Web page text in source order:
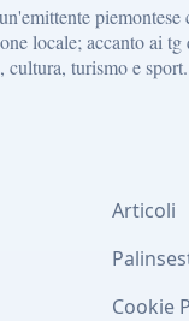
piemontese
locale; accanto ai
cultura, turismo e sport.
Articoli
Cookie